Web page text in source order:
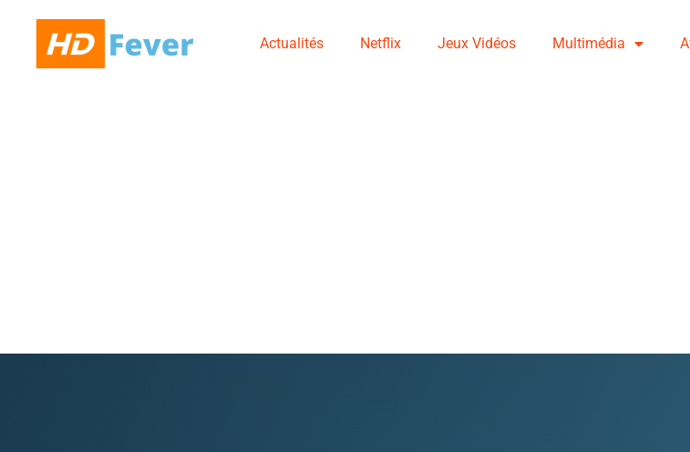
Actualités Netflix Jeux Vidéos Multimédia